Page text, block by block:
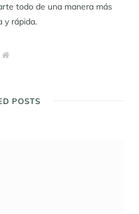
todo de una manera más
y rápida.
W
POSTS